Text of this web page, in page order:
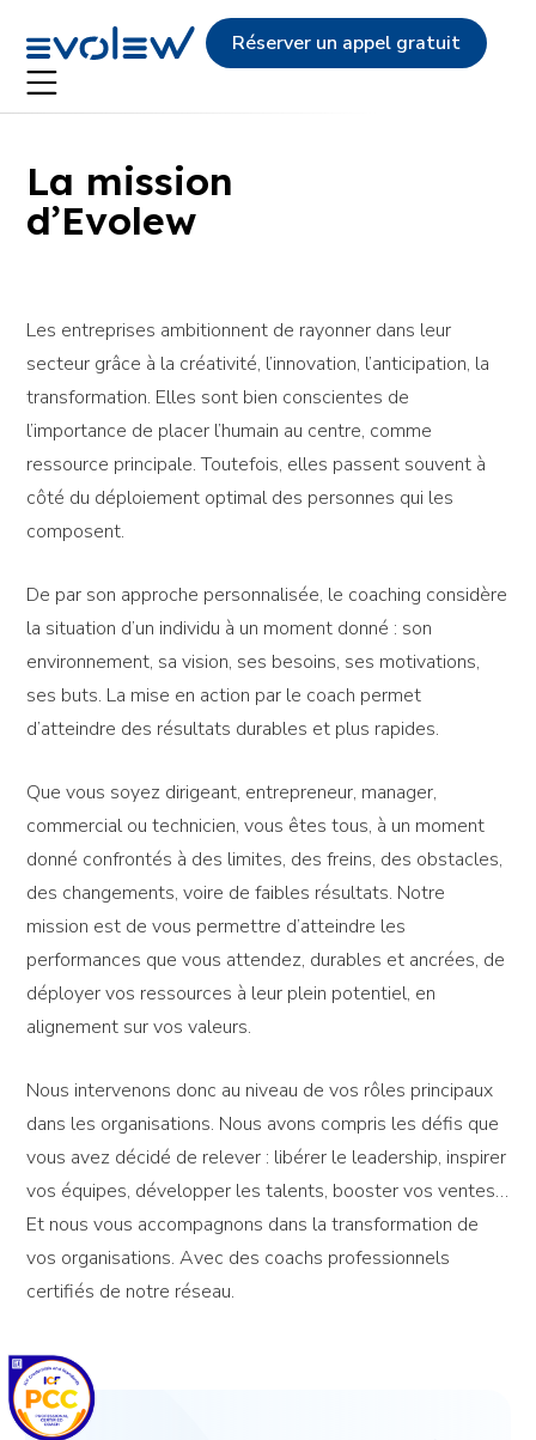
Réserver un appel gratuit
La mission
d’Evolew
Notre
mission
Les entreprises ambitionnent de rayonner dans leur
secteur grâce à la créativité, l’innovation, l’anticipation, la
transformation. Elles sont bien conscientes de
l’importance de placer l’humain au centre, comme
ressource principale. Toutefois, elles passent souvent à
côté du déploiement optimal des personnes qui les
composent.
De par son approche personnalisée, le coaching considère
la situation d’un individu à un moment donné : son
environnement, sa vision, ses besoins, ses motivations,
ses buts. La mise en action par le coach permet
d’atteindre des résultats durables et plus rapides.
Que vous soyez dirigeant, entrepreneur, manager,
commercial ou technicien, vous êtes tous, à un moment
donné confrontés à des limites, des freins, des obstacles,
des changements, voire de faibles résultats. Notre
mission est de vous permettre d’atteindre les
performances que vous attendez, durables et ancrées, de
déployer vos ressources à leur plein potentiel, en
alignement sur vos valeurs.
Nous intervenons donc au niveau de vos rôles principaux
dans les organisations. Nous avons compris les défis que
vous avez décidé de relever : libérer le leadership, inspirer
vos équipes, développer les talents, booster vos ventes…
Et nous vous accompagnons dans la transformation de
vos organisations. Avec des coachs professionnels
certifiés de notre réseau.